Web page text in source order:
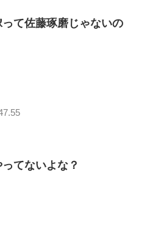
て佐藤琢磨じゃないの
てないよな？